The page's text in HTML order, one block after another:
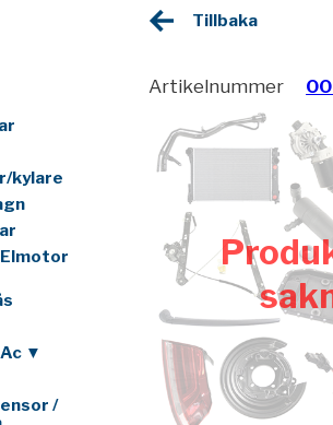
kylare
Ac ▼
/
Tillbaka
Artikelnummer